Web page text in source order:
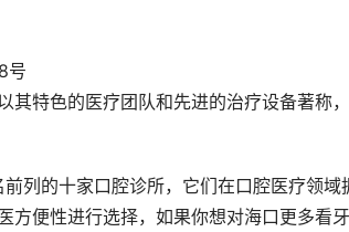
号
其特色的医疗团队和先进的治疗设备著称
方便性进行选择，如果你想对海口更多看